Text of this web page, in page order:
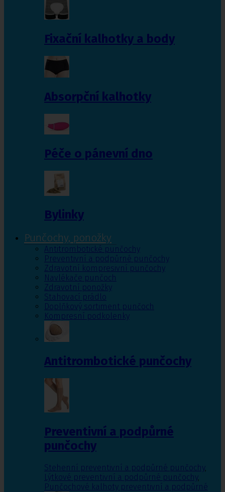
Fixační kalhotky a body
Absorpční kalhotky
Péče o pánevní dno
Bylinky
Punčochy, ponožky
Antitrombotické punčochy
Preventivní a podpůrné punčochy
Zdravotní kompresivní punčochy
Navlékače punčoch
Zdravotní ponožky
Stahovací prádlo
Doplňkový sortiment punčoch
Kompresní podkolenky
Antitrombotické punčochy
Preventivní a podpůrné
punčochy
Stehenní preventivní a podpůrné punčochy,
Lýtkové preventivní a podpůrné punčochy,
Punčochové kalhoty preventivní a podpůrné